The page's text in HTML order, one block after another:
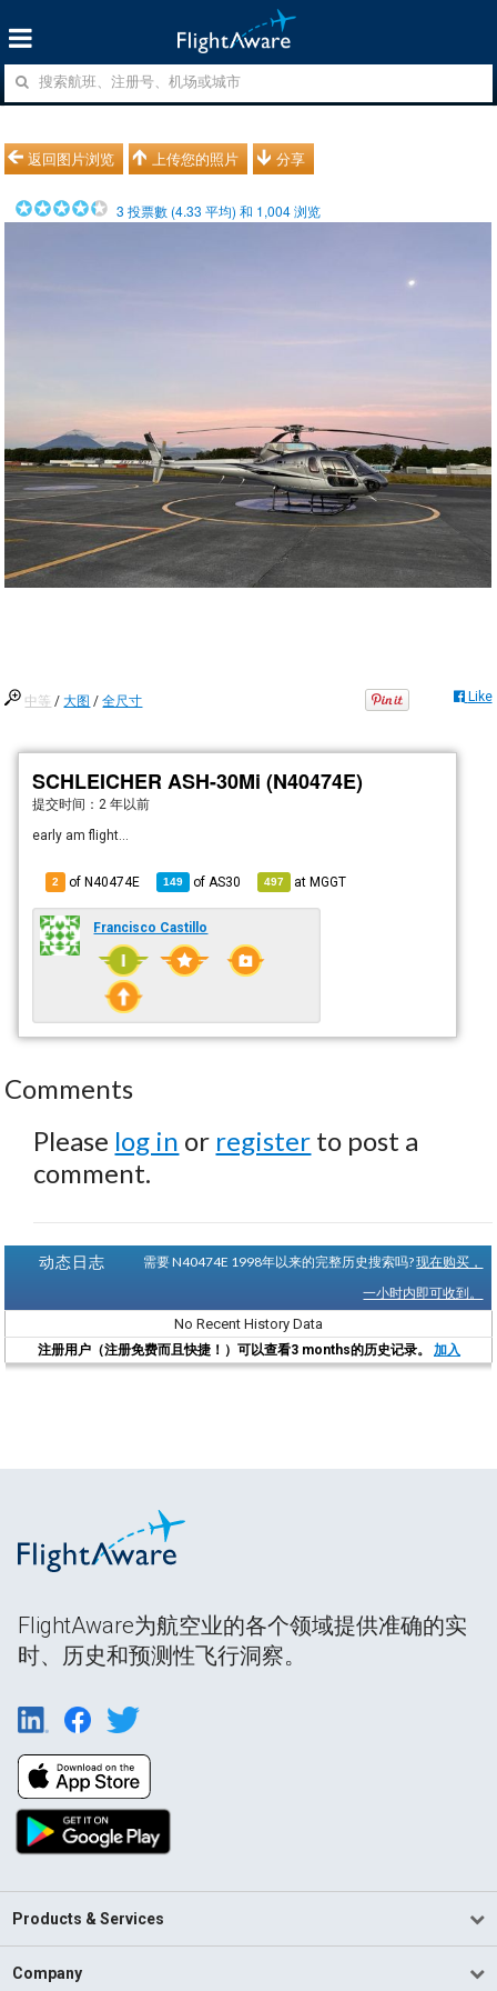
返回图片浏览 上传您的照片 分享
3 投票數 (4.33 平均) 和 1,004浏览
中等 /大图 /全尺寸 Like
SCHLEICHER ASH-30Mi (N40474E)
提交时间： 2 年以前
early am flight...
2 of N40474E 149 of AS30 497 atMGGT
Francisco Castillo
Comments
Please log in or register to post a
comment.
动态日志 需要 N40474E 1998年以来的完整历史搜索吗?现在购买，
一小时内即可收到。
No Recent History Data
注册用户（注册免费而且快捷！）可以查看3 months的历史记录。 加入
FlightAware为航空业的各个领域提供准确的实
时、历史和预测性飞行洞察。
Products & Services
Company